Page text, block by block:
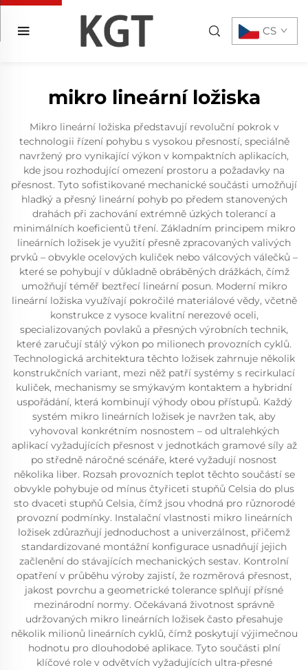
CS
mikro lineární ložiska
Mikro lineární ložiska představují revoluční pokrok v
technologii řízení pohybu s vysokou přesností, speciálně
navržený pro vynikající výkon v kompaktních aplikacích,
kde jsou rozhodující omezení prostoru a požadavky na
přesnost. Tyto sofistikované mechanické součásti umožňují
hladký a přesný lineární pohyb po předem stanovených
drahách při zachování extrémně úzkých tolerancí a
minimálních koeficientů tření. Základním principem mikro
lineárních ložisek je využití přesně zpracovaných valivých
prvků – obvykle ocelových kuliček nebo válcových válečků –
které se pohybují v důkladně obráběných drážkách, čímž
umožňují téměř beztřecí lineární posun. Moderní mikro
lineární ložiska využívají pokročilé materiálové vědy, včetně
konstrukce z vysoce kvalitní nerezové oceli,
specializovaných povlaků a přesných výrobních technik,
které zaručují stálý výkon po milionech provozních cyklů.
Technologická architektura těchto ložisek zahrnuje několik
konstrukčních variant, mezi něž patří systémy s recirkulací
kuliček, mechanismy se smýkavým kontaktem a hybridní
uspořádání, která kombinují výhody obou přístupů. Každý
systém mikro lineárních ložisek je navržen tak, aby
vyhovoval konkrétním nosnostem – od ultralehkých
aplikací vyžadujících přesnost v jednotkách gramové síly až
po středně náročné scénáře, které vyžadují nosnost
několika liber. Rozsah provozních teplot těchto součástí se
obvykle pohybuje od mínus čtyřiceti stupňů Celsia do plus
sto dvaceti stupňů Celsia, čímž jsou vhodná pro různorodé
provozní podmínky. Instalační vlastnosti mikro lineárních
ložisek zdůrazňují jednoduchost a univerzálnost, přičemž
standardizované montážní konfigurace usnadňují jejich
začlenění do stávajících mechanických sestav. Kontrolní
opatření v průběhu výroby zajistí, že rozměrová přesnost,
jakost povrchu a geometrické tolerance splňují přísné
mezinárodní normy. Očekávaná životnost správně
udržovaných mikro lineárních ložisek často přesahuje
několik milionů lineárních cyklů, čímž poskytují výjimečnou
hodnotu pro dlouhodobé aplikace. Tyto součásti plní
klíčové role v odvětvích vyžadujících ultra-přesné